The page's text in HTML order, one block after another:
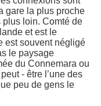
gare la plus proche
loin. Comté de
et est le
est souvent négligé
le paysage
du Connemara ou
- être l’une des
peu de gens le